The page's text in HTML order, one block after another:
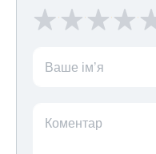
Ваше ім’я
Коментар